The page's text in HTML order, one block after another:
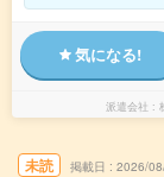
気になる!
派遣会社
未読 掲載日 2026/